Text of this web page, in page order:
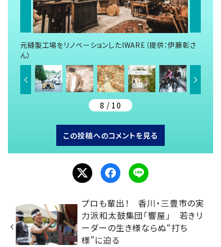
元縫製工場をリノベーションしたIWARE（提供：伊藤彰さ
ん）
8 / 10
この投稿へのコメントを見る
プロも輩出！ 香川・三豊市の実
力派和太鼓集団「響屋」 若きリ
ーダーの生き様ならぬ“打ち
様”に迫る